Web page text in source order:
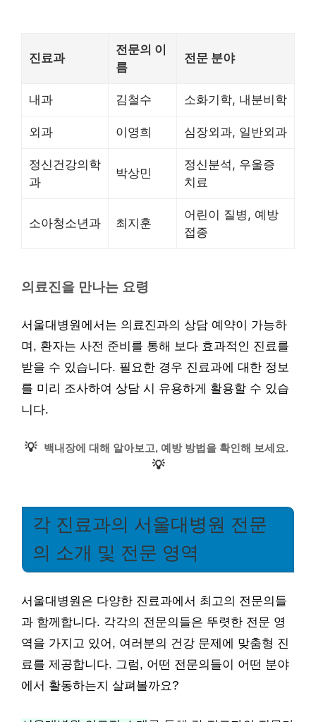
진료과
전문의 이
름
전문 분야
내과 김철수 소화기학, 내분비학
외과 이영희 심장외과, 일반외과
정신건강의학
과
박상민
정신분석, 우울증
치료
소아청소년과 최지훈
어린이 질병, 예방
접종
의료진을 만나는 요령
서울대병원에서는 의료진과의 상담 예약이 가능하
며, 환자는 사전 준비를 통해 보다 효과적인 진료를
받을 수 있습니다. 필요한 경우 진료과에 대한 정보
를 미리 조사하여 상담 시 유용하게 활용할 수 있습
니다.
💡 백내장에 대해 알아보고, 예방 방법을 확인해 보세요.
💡
각 진료과의 서울대병원 전문
의 소개 및 전문 영역
서울대병원은 다양한 진료과에서 최고의 전문의들
과 함께합니다. 각각의 전문의들은 뚜렷한 전문 영
역을 가지고 있어, 여러분의 건강 문제에 맞춤형 진
료를 제공합니다. 그럼, 어떤 전문의들이 어떤 분야
에서 활동하는지 살펴볼까요?